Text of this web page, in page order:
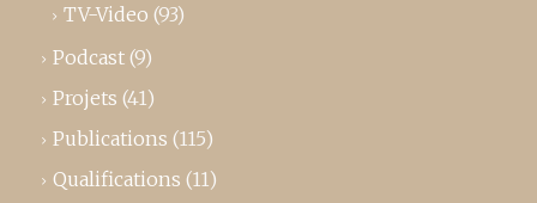
TV-Video (93)
Podcast (9)
Projets (41)
Publications (115)
Qualifications (11)